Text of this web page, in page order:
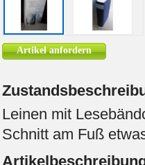
Artikel anfordern
Leinen mit
Schnitt am Fuß